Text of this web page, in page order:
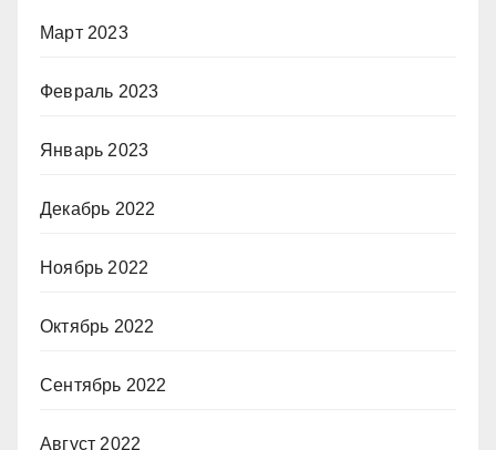
Март 2023
Февраль 2023
Январь 2023
Декабрь 2022
Ноябрь 2022
Октябрь 2022
Сентябрь 2022
Август 2022